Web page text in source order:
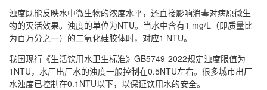
浊度既能反映水中微生物的浓度水平，还直接影响消毒对病原微生
物的灭活效果。浊度的单位为NTU。当水中含有1 mg/L（即质量比
为百万分之一）的二氧化硅胶体时，对应1 NTU。
我国现行《生活饮用水卫生标准》GB5749-2022规定浊度限值为
1NTU，水厂出厂水的浊度一般控制在0.5NTU左右。很多城市出厂
水浊度已控制在0.1NTU以下，以保证饮用水的安全。